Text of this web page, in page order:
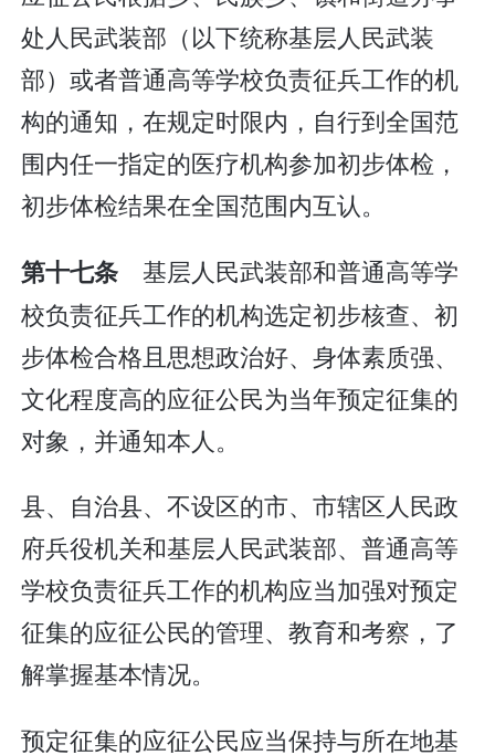
处人民武装部（以下统称基层人民武装
部）或者普通高等学校负责征兵工作的机
构的通知，在规定时限内，自行到全国范
围内任一指定的医疗机构参加初步体检，
初步体检结果在全国范围内互认。
第十七条 基层人民武装部和普通高等学
校负责征兵工作的机构选定初步核查、初
步体检合格且思想政治好、身体素质强、
文化程度高的应征公民为当年预定征集的
对象，并通知本人。
县、自治县、不设区的市、市辖区人民政
府兵役机关和基层人民武装部、普通高等
学校负责征兵工作的机构应当加强对预定
征集的应征公民的管理、教育和考察，了
解掌握基本情况。
预定征集的应征公民应当保持与所在地基